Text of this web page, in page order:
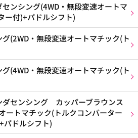
シング(4WD・無段変速オートマ
ー付)+パドルシフト)
・無段変速オートマチック(ト
・無段変速オートマチック(ト
ンシング カッパーブラウンス
ートマチック(トルクコンバーター
パドルシフト)